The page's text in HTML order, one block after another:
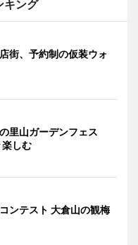
キング
街、予約制の仮装ウォ
里山ガーデンフェス
しむ
ンテスト 大倉山の観梅